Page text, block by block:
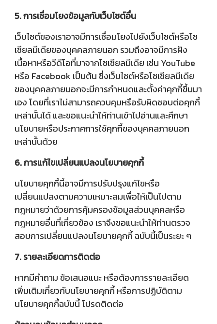
5. การเชื่อมโยงข้อมูลกับเว็บไซต์อื่น
เว็บไซต์ของเราอาจมีการเชื่อมโยงไปยังเว็บไซต์หรือโซ
เชียลมีเดียของบุคคลภายนอก รวมถึงอาจมีการฝัง
เนื้อหาหรือวีดีโอที่มาจากโซเชียลมีเดีย เช่น YouTube
หรือ Facebook เป็นต้น ซึ่งเว็บไซต์หรือโซเชียลมีเดีย
ของบุคคลภายนอกจะมีการกำหนดและตั้งค่าคุกกี้ขึ้นมา
เอง โดยที่เราไม่สามารถควบคุมหรือรับผิดชอบต่อคุกกี้
เหล่านั้นได้ และขอแนะนำให้ท่านเข้าไปอ่านและศึกษา
นโยบายหรือประกาศการใช้คุกกี้ของบุคคลภายนอก
เหล่านั้นด้วย
6. การแก้ไขเปลี่ยนแปลงนโยบายคุกกี้
นโยบายคุกกี้นี้อาจมีการปรับปรุงแก้ไขหรือ
เปลี่ยนแปลงตามความเหมาะสมเพื่อให้เป็นไปตาม
กฎหมายว่าด้วยการคุ้มครองข้อมูลส่วนบุคคลหรือ
กฎหมายอื่นที่เกี่ยวข้อง เราจึงขอแนะนำให้ท่านตรวจ
สอบการเปลี่ยนแปลงนโยบายคุกกี้ ฉบับนี้เป็นระยะ ๆ
7. รายละเอียดการติดต่อ
หากมีคำถาม ข้อเสนอแนะ หรือต้องการรายละเอียด
เพิ่มเติมเกี่ยวกับนโยบายคุกกี้ หรือการปฏิบัติตาม
นโยบายคุกกี้ฉบับนี้ โปรดติดต่อ